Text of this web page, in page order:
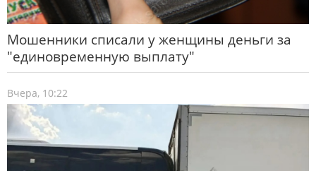
Мошенники списали у женщины деньги за
"единовременную выплату"
Вчера, 10:22